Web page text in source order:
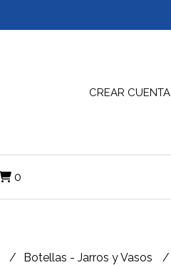
CREAR CUENTA
0
Botellas - Jarros y Vasos